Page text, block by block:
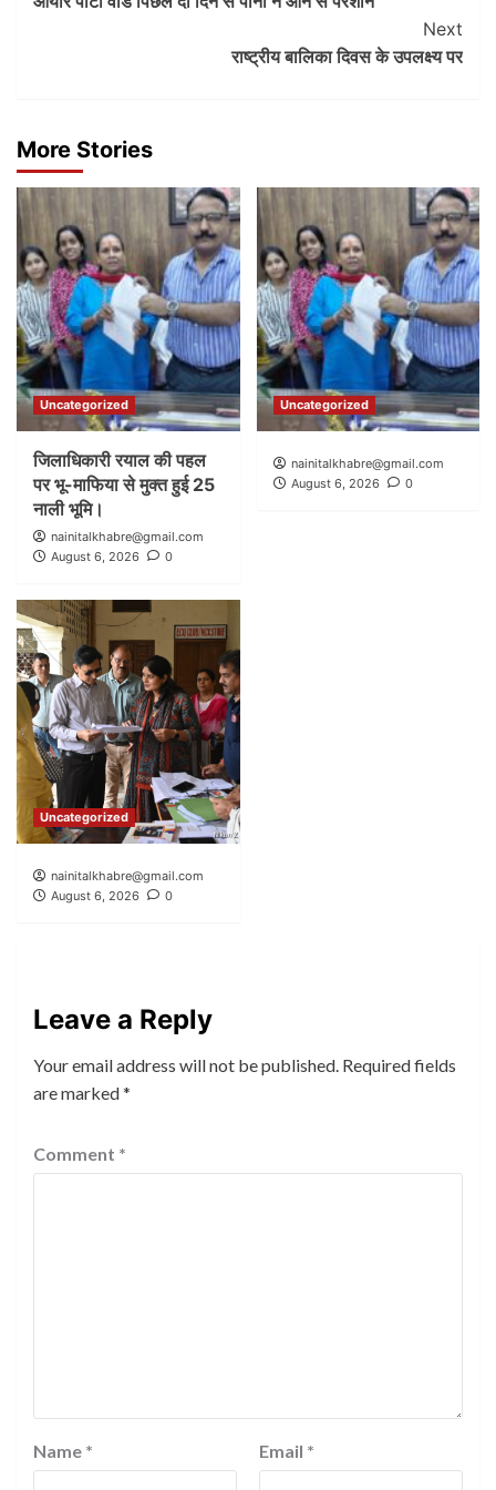
Navigation
Next
राष्ट्रीय बालिका दिवस के उपलक्ष्य पर
More Stories
Uncategorized
जिलाधिकारी रयाल की पहल
पर भू-माफिया से मुक्त हुई 25
नाली भूमि।
nainitalkhabre@gmail.com
August 6, 2026
0
Uncategorized
nainitalkhabre@gmail.com
August 6, 2026
0
Uncategorized
nainitalkhabre@gmail.com
August 6, 2026
0
Leave a Reply
Your email address will not be published. Required fields
are marked*
Comment *
Name * Email *